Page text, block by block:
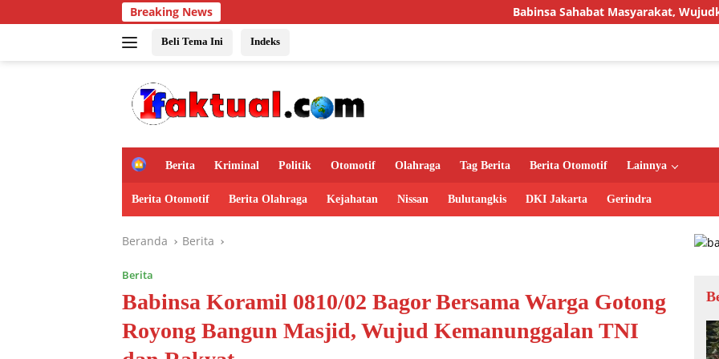
ke
Breaking News Babinsa Sahabat Masyarakat, Wujudkan Hunian
Beli Tema Ini Indeks
H
m
e
Berita Kriminal Politik Otomotif Olahraga Tag Berita Berita Otomotif Lainnya
Berita Otomotif Berita Olahraga Kejahatan Nissan Bulutangkis DKI Jakarta Gerindra
Beranda Berita
Berita
Babinsa Koramil 0810/02 Bagor Bersama Warga Gotong
Royong Bangun Masjid, Wujud Kemanunggalan TNI